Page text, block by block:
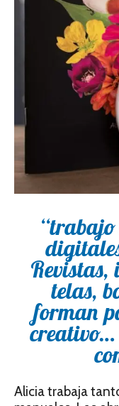
Revistas,
telas,
forman
creativo…
Alicia trabaja